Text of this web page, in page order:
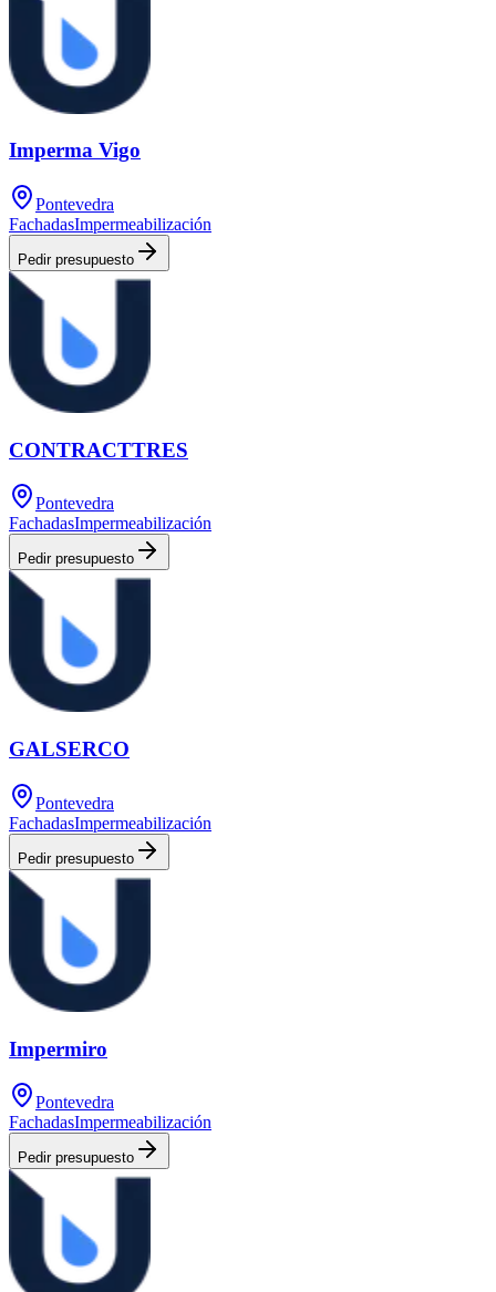
Imperma Vigo
Pontevedra
FachadasImpermeabilización
Pedir presupuesto
CONTRACTTRES
Pontevedra
FachadasImpermeabilización
Pedir presupuesto
GALSERCO
Pontevedra
FachadasImpermeabilización
Pedir presupuesto
Impermiro
Pontevedra
FachadasImpermeabilización
Pedir presupuesto